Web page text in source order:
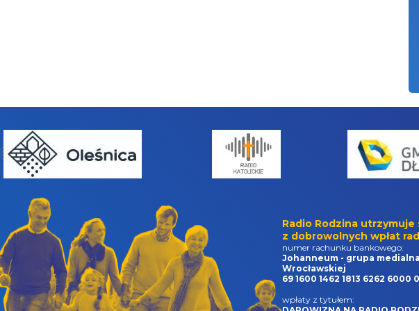
Radio Rodzina utrzymuje
z dobrowolnych wpłat
numer rachunku bankowego:
Johanneum - grupa
Wrocławskiej
69 1600 1462 1813 6262 6000
wpłaty z tytułem: